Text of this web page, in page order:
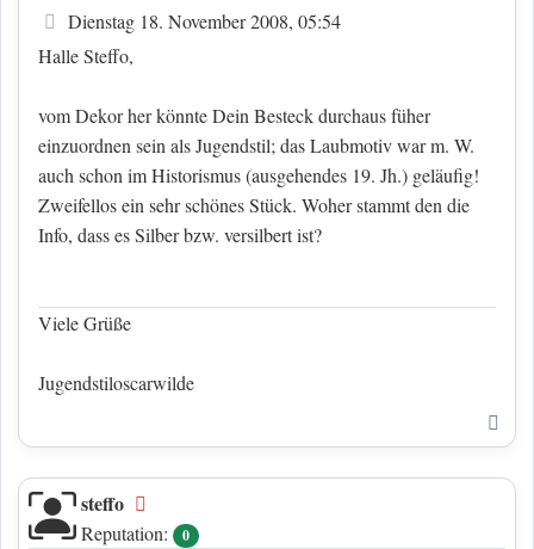
Beitrag
Dienstag 18. November 2008, 05:54
Halle Steffo,
vom Dekor her könnte Dein Besteck durchaus füher
einzuordnen sein als Jugendstil; das Laubmotiv war m. W.
auch schon im Historismus (ausgehendes 19. Jh.) geläufig!
Zweifellos ein sehr schönes Stück. Woher stammt den die
Info, dass es Silber bzw. versilbert ist?
Viele Grüße
Jugendstiloscarwilde
steffo
Reputation: 0